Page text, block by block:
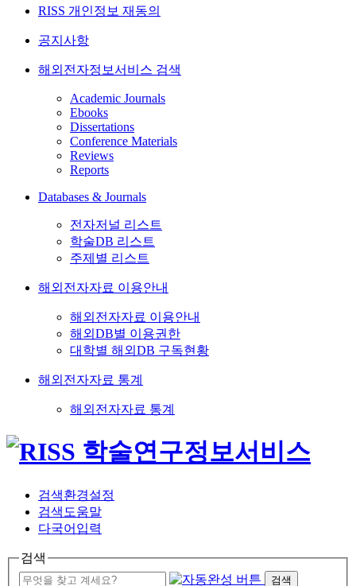
RISS 개인정보 재동의
공지사항
해외전자정보서비스 검색
Academic Journals
Ebooks
Dissertations
Conference Materials
Reviews
Reports
Databases & Journals
전자저널 리스트
학술DB 리스트
주제별 리스트
해외전자자료 이용안내
해외전자자료 이용안내
해외DB별 이용권한
대학별 해외DB 구독현황
해외전자자료 통계
해외전자자료 통계
검색환경설정
검색도움말
다국어입력
검색
검색